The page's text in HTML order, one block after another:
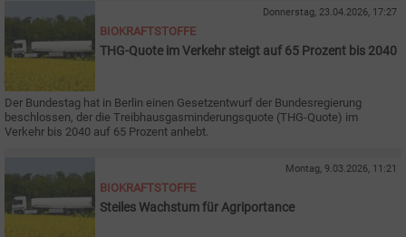
Donnerstag, 23.04.2026, 17:27
BIOKRAFTSTOFFE
THG-Quote im Verkehr steigt auf 65 Prozent bis 2040
Der Bundestag hat in Berlin einen Gesetzentwurf der Bundesregierung
beschlossen, der die Treibhausgasminderungsquote (THG-Quote) im
Verkehr bis 2040 auf 65 Prozent anhebt.
Montag, 9.03.2026, 11:21
BIOKRAFTSTOFFE
Steiles Wachstum für Agriportance